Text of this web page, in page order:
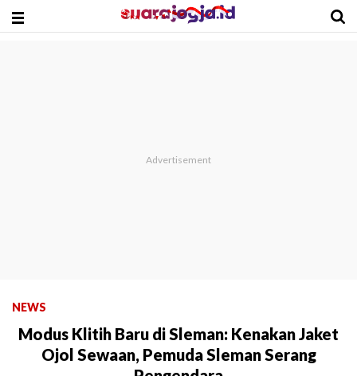
NEWS
Modus Klitih Baru di Sleman: Kenakan Jaket
Ojol Sewaan, Pemuda Sleman Serang